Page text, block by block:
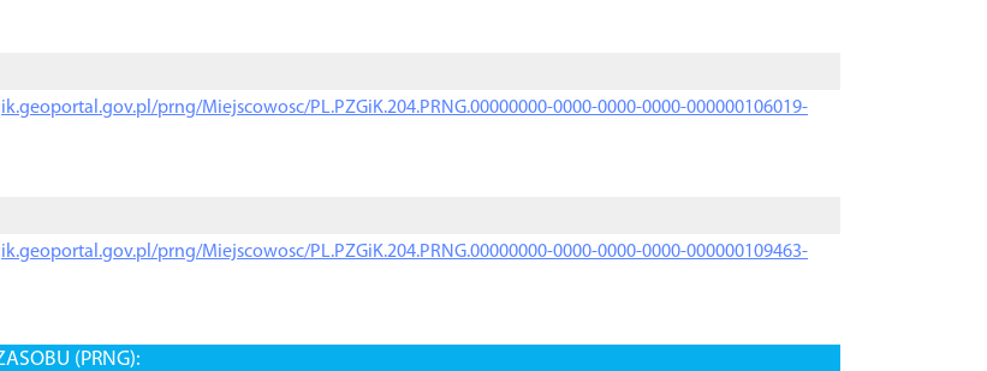
prng/Miejscowosc/PL.PZGiK.204.PRNG.00000000-0000-0000-0000-000000106019-
prng/Miejscowosc/PL.PZGiK.204.PRNG.00000000-0000-0000-0000-000000109463-
(PRNG):